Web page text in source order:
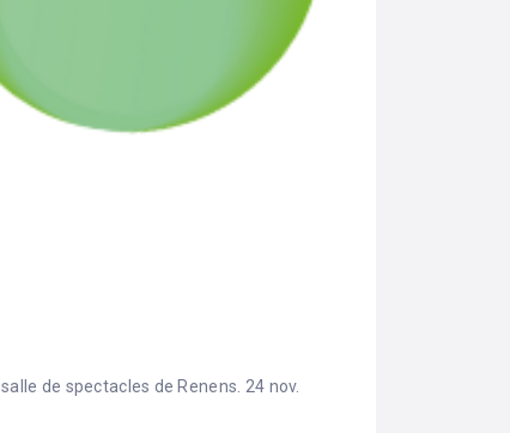
de spectacles de Renens. 24 nov.